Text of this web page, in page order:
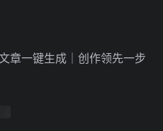
章一键生成｜创作领先一步